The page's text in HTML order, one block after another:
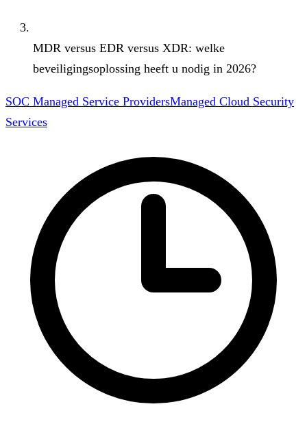
MDR versus EDR versus XDR: welke
beveiligingsoplossing heeft u nodig in 2026?
SOC Managed Service ProvidersManaged Cloud Security
Services